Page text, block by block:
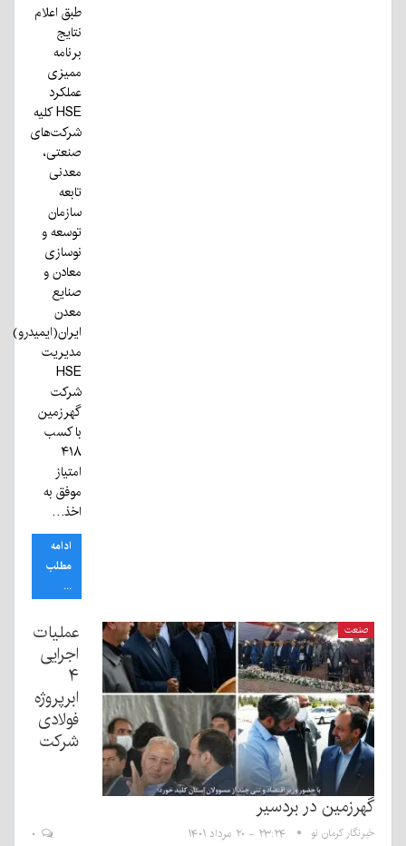
طبق اعلام
نتایج
برنامه
ممیزی
عملکرد
HSE کلیه
شرکت‌های
صنعتی،
معدنی
تابعه
سازمان
توسعه و
نوسازی
معادن و
صنایع
معدن
ایران(ایمیدرو)
مدیریت
HSE
شرکت
گهرزمین
با کسب
۴۱۸
امتیاز
موفق به
اخذ…
ادامه
مطلب
...
صنعت
عملیات
اجرایی
۴
ابرپروژه‌
فولادی
شرکت
گهرزمین در بردسیر
خبرنگار کرمان نو ۲۳:۲۴ - ۲۰ مرداد ۱۴۰۱